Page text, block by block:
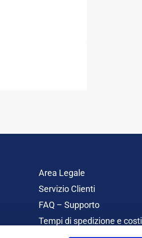
Area Legale
Servizio Clienti
FAQ – Supporto
Tempi di spedizione e costi